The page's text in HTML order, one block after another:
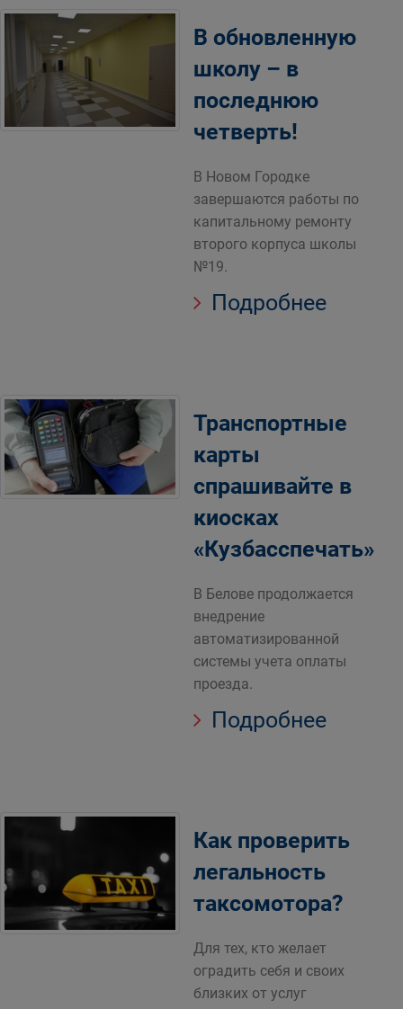
В обновленную
школу – в
последнюю
четверть!
В Новом Городке
завершаются работы по
капитальному ремонту
второго корпуса школы
№19.
Подробнее
Транспортные
карты
спрашивайте в
киосках
«Кузбасспечать»
В Белове продолжается
внедрение
автоматизированной
системы учета оплаты
проезда.
Подробнее
Как проверить
легальность
таксомотора?
Для тех, кто желает
оградить себя и своих
близких от услуг